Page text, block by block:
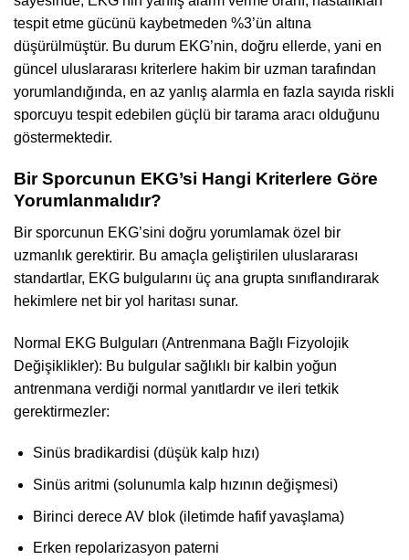
tespit etme gücünü kaybetmeden %3’ün altına
düşürülmüştür. Bu durum EKG’nin, doğru ellerde, yani en
güncel uluslararası kriterlere hakim bir uzman tarafından
yorumlandığında, en az yanlış alarmla en fazla sayıda riskli
sporcuyu tespit edebilen güçlü bir tarama aracı olduğunu
göstermektedir.
Bir Sporcunun EKG’si Hangi Kriterlere Göre
Yorumlanmalıdır?
Bir sporcunun EKG’sini doğru yorumlamak özel bir
uzmanlık gerektirir. Bu amaçla geliştirilen uluslararası
standartlar, EKG bulgularını üç ana grupta sınıflandırarak
hekimlere net bir yol haritası sunar.
Normal EKG Bulguları (Antrenmana Bağlı Fizyolojik
Değişiklikler): Bu bulgular sağlıklı bir kalbin yoğun
antrenmana verdiği normal yanıtlardır ve ileri tetkik
gerektirmezler:
Sinüs bradikardisi (düşük kalp hızı)
Sinüs aritmi (solunumla kalp hızının değişmesi)
Birinci derece AV blok (iletimde hafif yavaşlama)
Erken repolarizasyon paterni